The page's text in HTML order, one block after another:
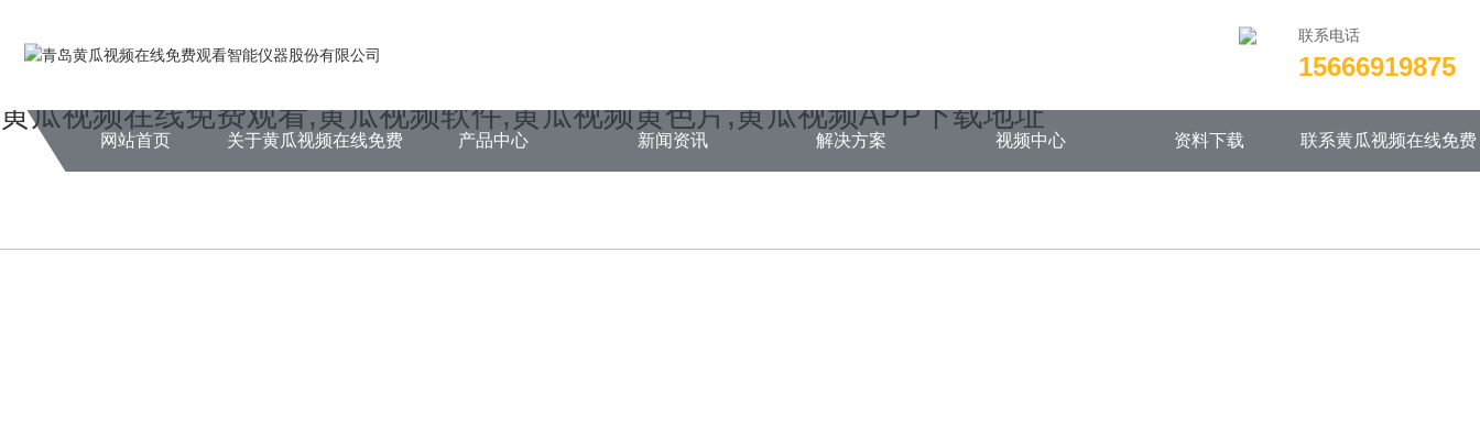
on line 115
黄瓜视频在线免费观看,黄瓜视频软件,黄瓜视频黄色片,黄瓜视频APP下载地址
联系电话
15666919875
网站首页 关于黄瓜视频在线免费 产品中心 新闻资讯 解决方案 视频中心 资料下载 联系黄瓜视频在线免费